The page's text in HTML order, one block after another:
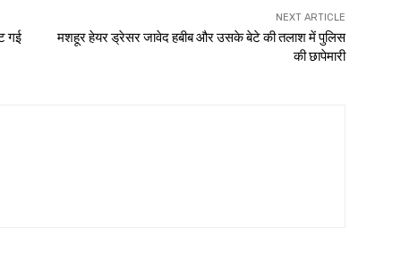
गई
NEXT ARTICLE
मशहूर हेयर ड्रेसर जावेद हबीब और उसके बेटे की तलाश में पुलिस
की छापेमारी